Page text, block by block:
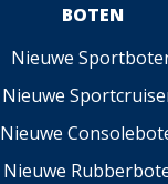
BOTEN
Nieuwe
Nieuwe
Nieuwe
Nieuwe